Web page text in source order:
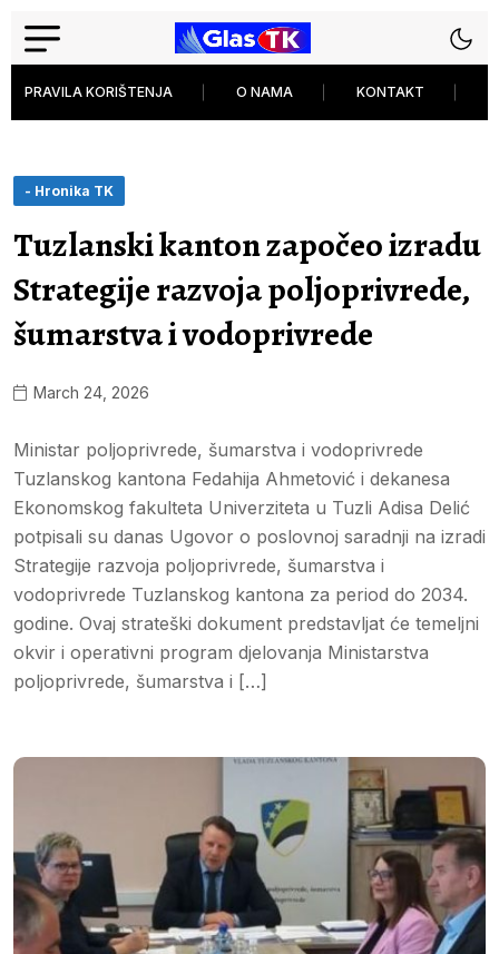
PRAVILA KORIŠTENJA O NAMA KONTAKT
- Hronika TK
Tuzlanski kanton započeo izradu
Strategije razvoja poljoprivrede,
šumarstva i vodoprivrede
March 24, 2026
Ministar poljoprivrede, šumarstva i vodoprivrede
Tuzlanskog kantona Fedahija Ahmetović i dekanesa
Ekonomskog fakulteta Univerziteta u Tuzli Adisa Delić
potpisali su danas Ugovor o poslovnoj saradnji na izradi
Strategije razvoja poljoprivrede, šumarstva i
vodoprivrede Tuzlanskog kantona za period do 2034.
godine. Ovaj strateški dokument predstavljat će temeljni
okvir i operativni program djelovanja Ministarstva
poljoprivrede, šumarstva i […]